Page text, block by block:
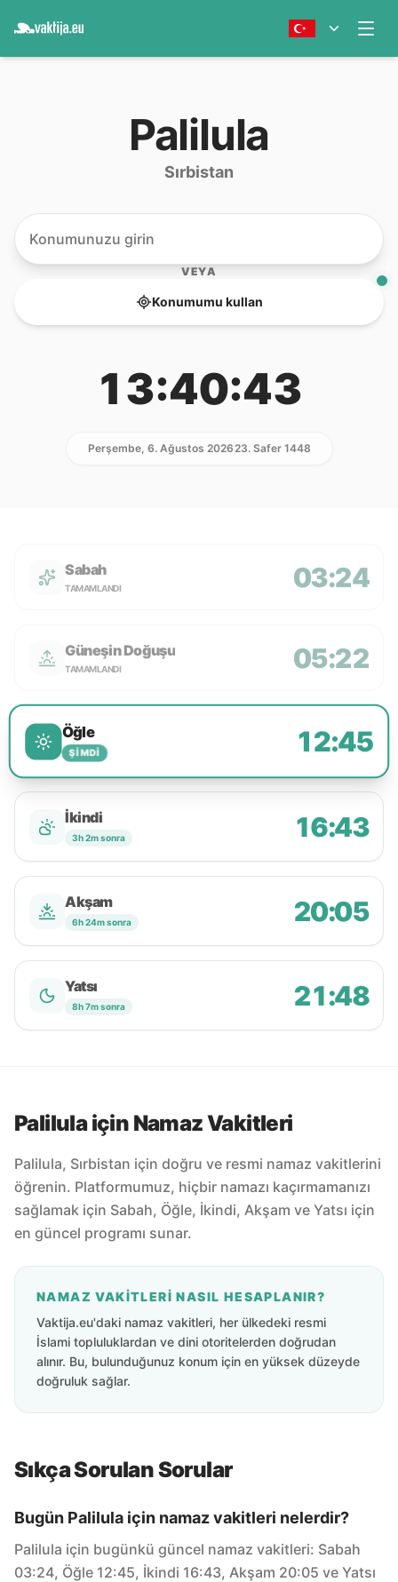
Palilula
Sırbistan
VEYA
Konumumu kullan
13:40:43
Perşembe, 6. Ağustos 202623. Safer 1448
Sabah
TAMAMLANDI 03:24
Güneşin Doğuşu
TAMAMLANDI 05:22
Öğle
ŞIMDI 12:45
İkindi
3h 2m sonra 16:43
Akşam
6h 24m sonra 20:05
Yatsı
8h 7m sonra 21:48
Palilula için Namaz Vakitleri
Palilula, Sırbistan için doğru ve resmi namaz vakitlerini
öğrenin. Platformumuz, hiçbir namazı kaçırmamanızı
sağlamak için Sabah, Öğle, İkindi, Akşam ve Yatsı için
en güncel programı sunar.
NAMAZ VAKITLERI NASIL HESAPLANIR?
Vaktija.eu'daki namaz vakitleri, her ülkedeki resmi
İslami topluluklardan ve dini otoritelerden doğrudan
alınır. Bu, bulunduğunuz konum için en yüksek düzeyde
doğruluk sağlar.
Sıkça Sorulan Sorular
Bugün Palilula için namaz vakitleri nelerdir?
Palilula için bugünkü güncel namaz vakitleri: Sabah
03:24, Öğle 12:45, İkindi 16:43, Akşam 20:05 ve Yatsı